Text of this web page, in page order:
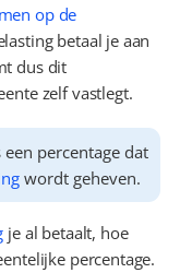
op de
betaal je aan
dus dit
zelf vastlegt.
percentage dat
wordt geheven.
je al betaalt, hoe
percentage.